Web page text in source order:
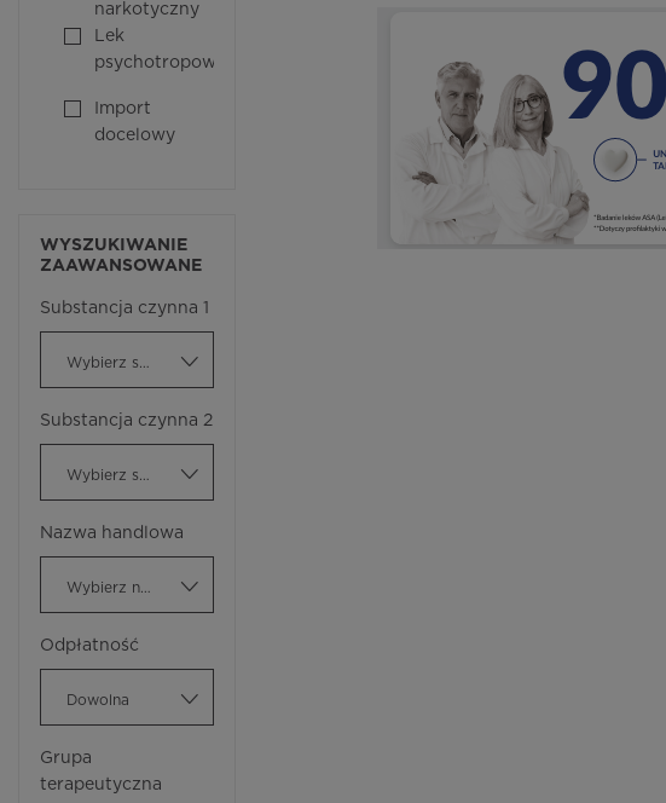
narkotyczny
Lek
psychotropowy
Import
docelowy
WYSZUKIWANIE
ZAAWANSOWANE
Substancja czynna 1
Substancja czynna 2
Nazwa handlowa
Odpłatność
Dowolna
Grupa
terapeutyczna